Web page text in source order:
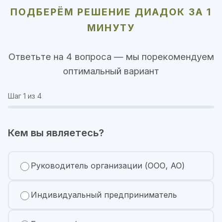
ПОДБЕРЁМ РЕШЕНИЕ ДИАДОК ЗА 1
МИНУТУ
Ответьте на 4 вопроса — мы порекомендуем
оптимальный вариант
Шаг 1 из 4
Кем вы являетесь?
Руководитель организации (ООО, АО)
Индивидуальный предприниматель